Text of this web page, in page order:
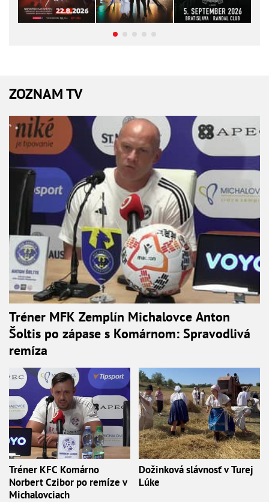
ZOZNAM TV
Tréner MFK Zemplín Michalovce Anton
Šoltis po zápase s Komárnom: Spravodlivá
remíza
Tréner KFC Komárno
Norbert Czibor po remíze v
Michalovciach
Dožinková slávnosť v Turej
Lúke